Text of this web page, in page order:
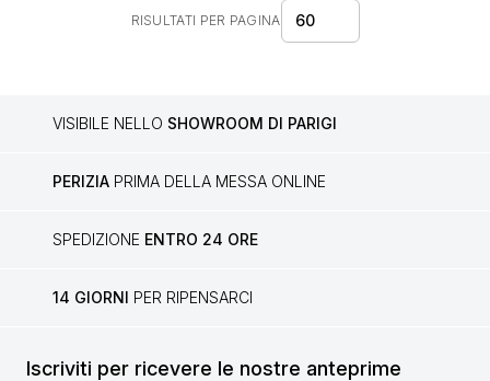
RISULTATI PER PAGINA 60
VISIBILE NELLO SHOWROOM DI PARIGI
PERIZIA PRIMA DELLA MESSA ONLINE
SPEDIZIONE ENTRO 24 ORE
14 GIORNI PER RIPENSARCI
Iscriviti per ricevere le nostre anteprime